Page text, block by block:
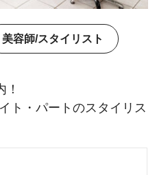
美容師/スタイリスト
ト・パートのスタイリス